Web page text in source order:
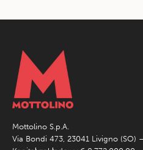
Mottolino S.p.A.
Via Bondi 473, 23041 Livigno (SO)